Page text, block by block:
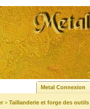
Metal Connexion
> Taillanderie et forge des